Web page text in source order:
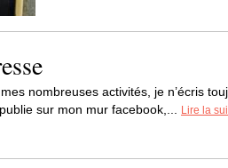
nombreuses activités, je n’écris
sur mon mur facebook,...
Lire la